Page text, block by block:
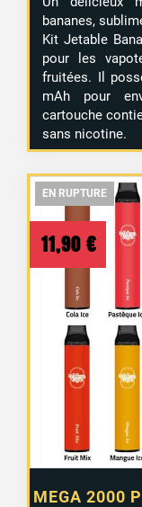
bananes,
Kit Jetable
pour les
fruitées. Il
mAh pour
cartouche
sans nicotine.
EN RUPTURE
EN RUPTURE
MEGA 2000
11,90 €
EN RUPTURE